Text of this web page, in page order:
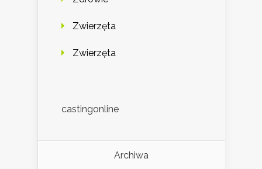
Zwierzęta
Zwierzęta
castingonline
Archiwa